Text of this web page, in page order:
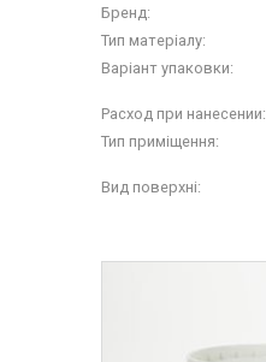
Бренд:
Тип матеріалу:
Варіант упаковки:
Расход при нанесении:
Тип приміщення:
Вид поверхні: